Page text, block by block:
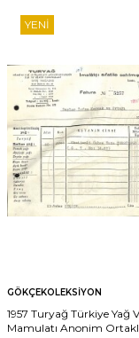
YENI
GÖKÇEKOLEKSIYON
1957 Turyağ Türkiye Yağ
Mamulatı Anonim